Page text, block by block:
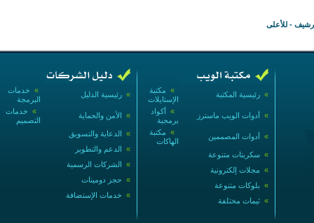
- للأعلى
» خدمات
البرمجة
» رئيسية الدليل
» خدمات
التصميم
» الأمن والحماية
» الدعاية والتسويق
» الدعم والتطوير
» الشركات الرسمية
» حجز دومينات
» خدمات الإستضافة
» مكتبة
الإستايلات
» رئيسية المكتبة
» أكواد
برمجية
» أدوات الويب ماسترز
» مكتبة
الهاكات
» أدوات المصممين
» سكربتات متنوعة
» مجلات إلكترونية
» بلوكات متنوعة
» ثيمات مختلفة